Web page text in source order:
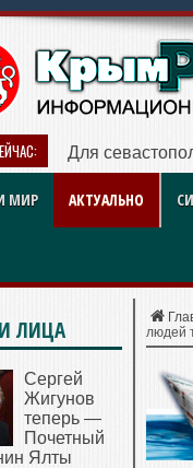
Для
МИР АКТУАЛЬНО
людей
ЛИЦА
Сергей
Жигунов
теперь —
Почетный
Ялты